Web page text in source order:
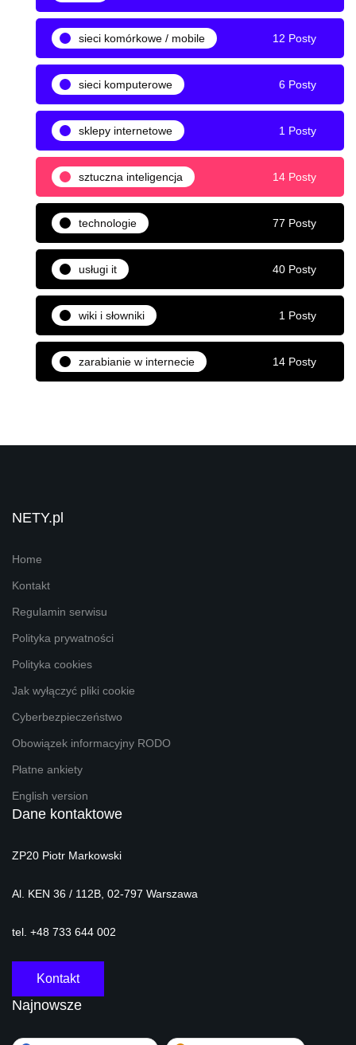
sieci komórkowe / mobile 12 Posty
sieci komputerowe 6 Posty
sklepy internetowe 1 Posty
sztuczna inteligencja 14 Posty
technologie 77 Posty
usługi it 40 Posty
wiki i słowniki 1 Posty
zarabianie w internecie 14 Posty
NETY.pl
Home
Kontakt
Regulamin serwisu
Polityka prywatności
Polityka cookies
Jak wyłączyć pliki cookie
Cyberbezpieczeństwo
Obowiązek informacyjny RODO
Płatne ankiety
English version
Dane kontaktowe
ZP20 Piotr Markowski
Al. KEN 36 / 112B, 02-797 Warszawa
tel. +48 733 644 002
Kontakt
Najnowsze